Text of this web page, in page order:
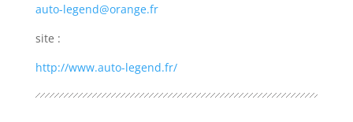
auto-legend@orange.fr
site :
http://www.auto-legend.fr/